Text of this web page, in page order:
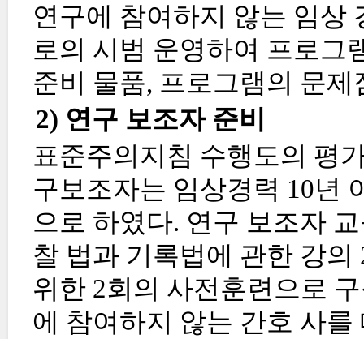
연구에 참여하지 않는 임상
로의 시범 운영하여 프로그
준비 물품, 프로그램의 문
2) 연구 보조자 준비
표준주의지침 수행도의 평
구보조자는 임상경력 10년
으로 하였다. 연구 보조자
찰 법과 기록법에 관한 강
위한 2회의 사전훈련으로
에 참여하지 않는 간호 사